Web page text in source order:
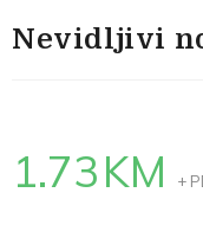
Nevidljivi
1.73KM +